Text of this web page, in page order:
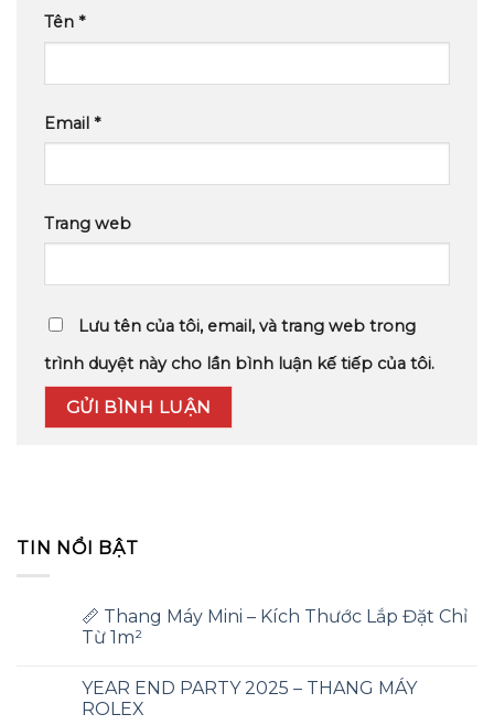
TIN NỔI BẬT
📏 Thang Máy Mini – Kích Thước Lắp Đặt Chỉ
Từ 1m²
YEAR END PARTY 2025 – THANG MÁY
ROLEX
Tên *
Email *
Trang web
Lưu tên của tôi, email, và trang web trong
trình duyệt này cho lần bình luận kế tiếp của tôi.